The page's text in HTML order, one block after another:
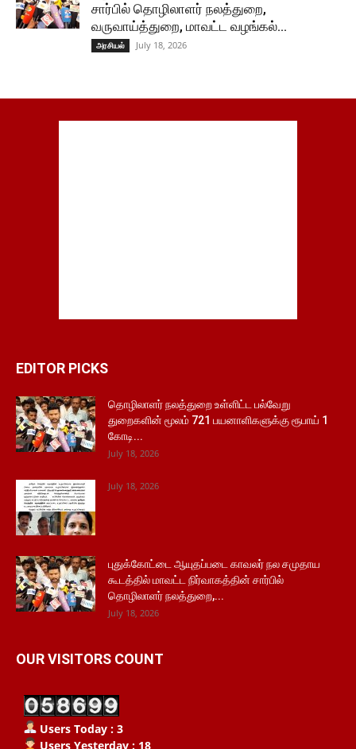
சார்பில் தொழிலாளர் நலத்துறை,
வருவாய்த்துறை, மாவட்ட வழங்கல்...
அரசியல் July 18, 2026
EDITOR PICKS
தொழிலாளர் நலத்துறை உள்ளிட்ட பல்வேறு
துறைகளின் மூலம் 721 பயனாளிகளுக்கு ரூபாய் 1
கோடி...
July 18, 2026
July 18, 2026
புதுக்கோட்டை ஆயுதப்படை காவலர் நல சமுதாய
கூடத்தில் மாவட்ட நிர்வாகத்தின் சார்பில்
தொழிலாளர் நலத்துறை,...
July 18, 2026
OUR VISITORS COUNT
Users Today : 3
Users Yesterday : 18